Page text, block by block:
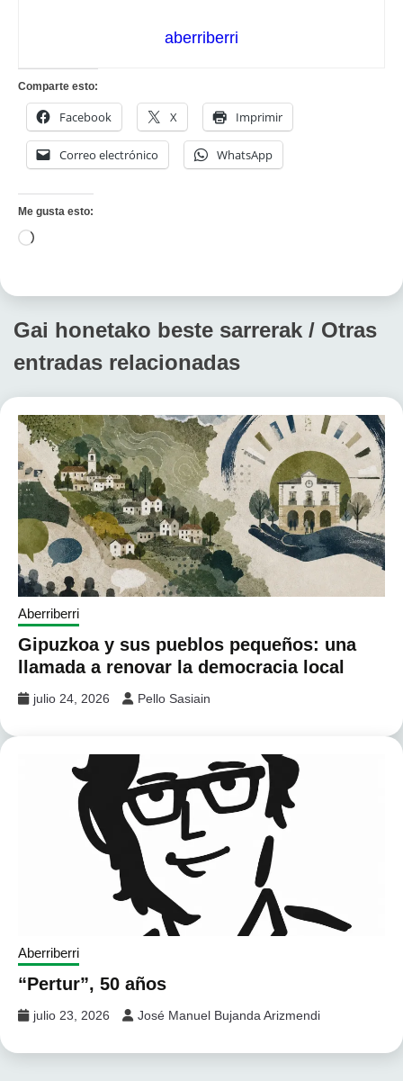
aberriberri
Comparte esto:
Facebook X Imprimir
Correo electrónico WhatsApp
Me gusta esto:
Cargando...
Gai honetako beste sarrerak / Otras
entradas relacionadas
Aberriberri
Gipuzkoa y sus pueblos pequeños: una
llamada a renovar la democracia local
julio 24, 2026 Pello Sasiain
Aberriberri
“Pertur”, 50 años
julio 23, 2026 José Manuel Bujanda Arizmendi